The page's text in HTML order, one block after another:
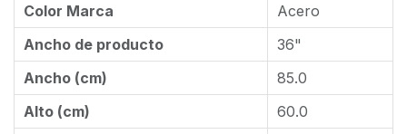
Color Marca
Acero
Ancho de producto
36"
Ancho (cm)
85.0
Alto (cm)
60.0